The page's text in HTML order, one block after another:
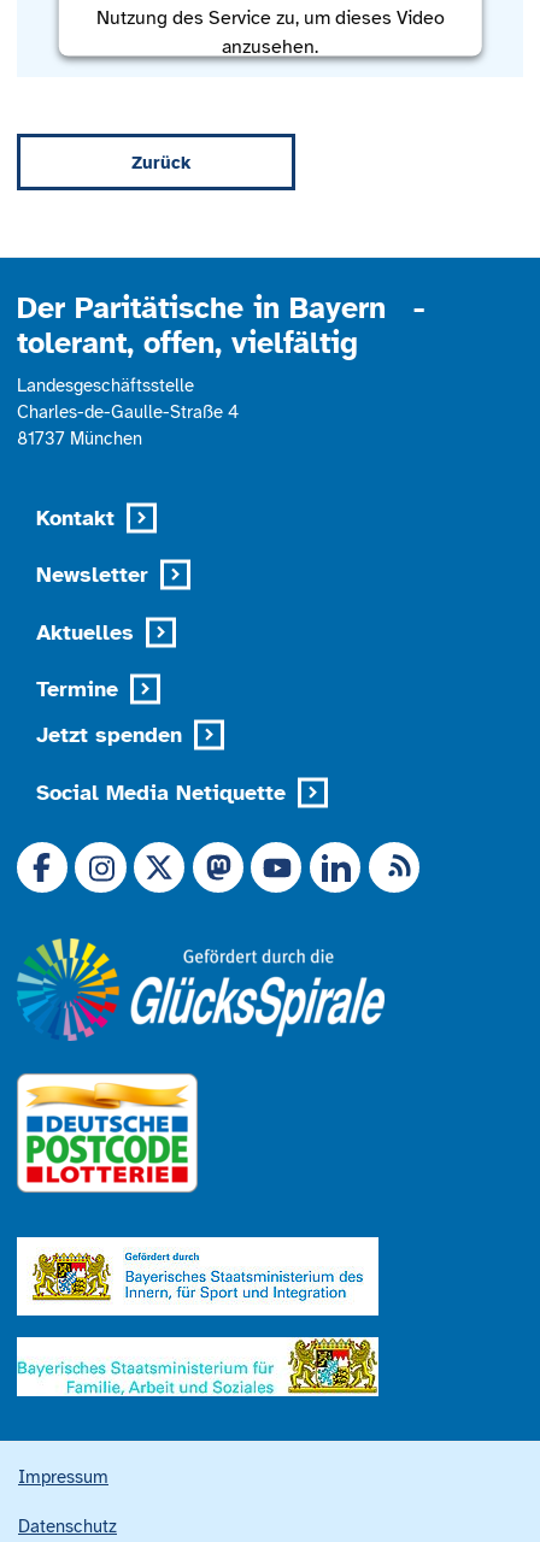
Nutzung des Service zu, um dieses Video
anzusehen.
Management Platform
Zurück
Der Paritätische in Bayern -
tolerant, offen, vielfältig
Landesgeschäftsstelle
Charles-de-Gaulle-Straße 4
81737 München
Kontakt
Newsletter
Aktuelles
Termine
Jetzt spenden
Social Media Netiquette
Link zu X (Ex-Twitter)
RSS-Feed
Impressum
Datenschutz